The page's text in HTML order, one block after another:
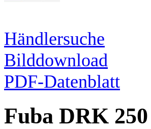
Händlersuche
Bilddownload
PDF-Datenblatt
Fuba DRK 250